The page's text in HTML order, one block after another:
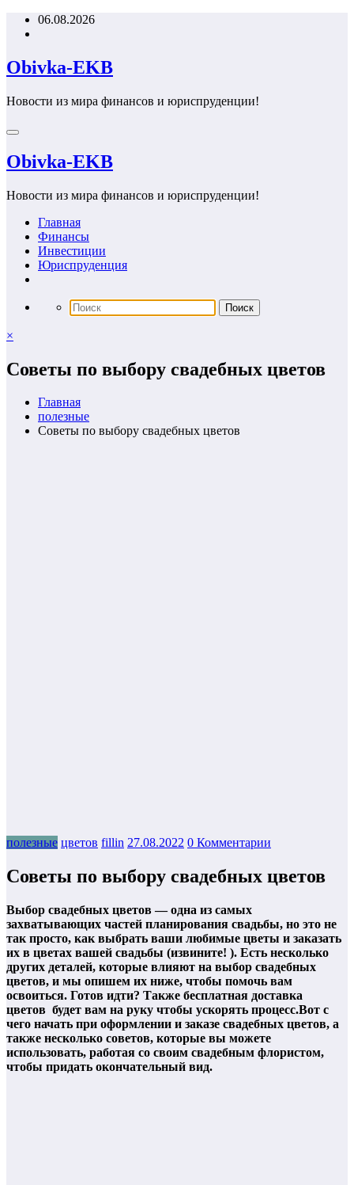
Перейти06.08.2026
Obivka-EKB
Новости из мира финансов и юриспруденции!
Obivka-EKB
Новости из мира финансов и юриспруденции!
Главная
Финансы
Инвестиции
Юриспруденция
×
Cоветы по выбору свадебных цветов
Главная
полезные
Cоветы по выбору свадебных цветов
полезные цветов fillin 27.08.2022 0 Комментарии
Cоветы по выбору свадебных цветов
Выбор свадебных цветов — одна из самых
захватывающих частей планирования свадьбы, но это не
так просто, как выбрать ваши любимые цветы и заказать
их в цветах вашей свадьбы (извините! ). Есть несколько
других деталей, которые влияют на выбор свадебных
цветов, и мы опишем их ниже, чтобы помочь вам
освоиться. Готов идти? Также бесплатная доставка
цветов будет вам на руку чтобы ускорять процесс.Вот с
чего начать при оформлении и заказе свадебных цветов, а
также несколько советов, которые вы можете
использовать, работая со своим свадебным флористом,
чтобы придать окончательный вид.